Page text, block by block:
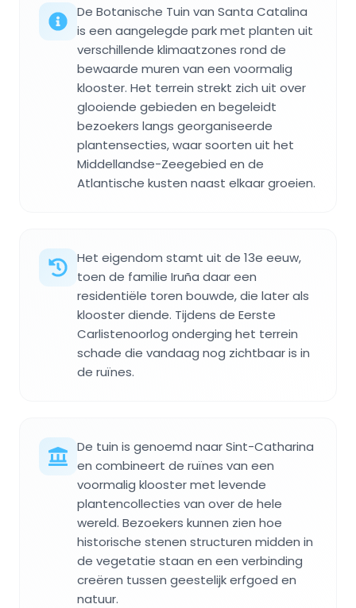
De Botanische Tuin van Santa Catalina
is een aangelegde park met planten uit
verschillende klimaatzones rond de
bewaarde muren van een voormalig
klooster. Het terrein strekt zich uit over
glooiende gebieden en begeleidt
bezoekers langs georganiseerde
plantensecties, waar soorten uit het
Middellandse-Zeegebied en de
Atlantische kusten naast elkaar groeien.
Het eigendom stamt uit de 13e eeuw,
toen de familie Iruña daar een
residentiële toren bouwde, die later als
klooster diende. Tijdens de Eerste
Carlistenoorlog onderging het terrein
schade die vandaag nog zichtbaar is in
de ruïnes.
De tuin is genoemd naar Sint-Catharina
en combineert de ruïnes van een
voormalig klooster met levende
plantencollecties van over de hele
wereld. Bezoekers kunnen zien hoe
historische stenen structuren midden in
de vegetatie staan en een verbinding
creëren tussen geestelijk erfgoed en
natuur.